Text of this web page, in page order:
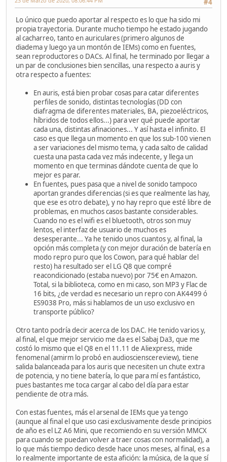
#4
Lo único que puedo aportar al respecto es lo que ha sido mi
propia trayectoria. Durante mucho tiempo he estado jugando
al cacharreo, tanto en auriculares (primero algunos de
diadema y luego ya un montón de IEMs) como en fuentes,
sean reproductores o DACs. Al final, he terminado por llegar a
un par de conclusiones bien sencillas, una respecto a auris y
otra respecto a fuentes:
En auris, está bien probar cosas para catar diferentes
perfiles de sonido, distintas tecnologías (DD con
diafragma de diferentes materiales, BA, piezoeléctricos,
híbridos de todos ellos...) para ver qué puede aportar
cada una, distintas afinaciones... Y así hasta el infinito. El
caso es que llega un momento en que los sub-100 vienen
a ser variaciones del mismo tema, y cada salto de calidad
cuesta una pasta cada vez más indecente, y llega un
momento en que terminas dándote cuenta de que lo
mejor es parar.
En fuentes, pues pasa que a nivel de sonido tampoco
aportan grandes diferencias (si es que realmente las hay,
que ese es otro debate), y no hay repro que esté libre de
problemas, en muchos casos bastante considerables.
Cuando no es el wifi es el bluetooth, otros son muy
lentos, el interfaz de usuario de muchos es
desesperante... Ya he tenido unos cuantos y, al final, la
opción más completa (y con mejor duración de batería en
modo repro puro que los Cowon, para qué hablar del
resto) ha resultado ser el LG Q8 que compré
reacondicionado (estaba nuevo) por 75€ en Amazon.
Total, si la biblioteca, como en mi caso, son MP3 y Flac de
16 bits, ¿de verdad es necesario un repro con AK4499 ó
ES9038 Pro, más si hablamos de un uso exclusivo en
transporte público?
Otro tanto podría decir acerca de los DAC. He tenido varios y,
al final, el que mejor servicio me da es el Sabaj Da3, que me
costó lo mismo que el Q8 en el 11.11 de Aliexpress, mide
fenomenal (amirm lo probó en audioscienscereview), tiene
salida balanceada para los auris que necesiten un chute extra
de potencia, y no tiene batería, lo que para mí es fantástico,
pues bastantes me toca cargar al cabo del día para estar
pendiente de otra más.
Con estas fuentes, más el arsenal de IEMs que ya tengo
(aunque al final el que uso casi exclusivamente desde principios
de año es el LZ A6 Mini, que recomiendo en su versión MMCX
para cuando se puedan volver a traer cosas con normalidad), a
lo que más tiempo dedico desde hace unos meses, al final, es a
lo realmente importante de esta afición: la música, de la que sí